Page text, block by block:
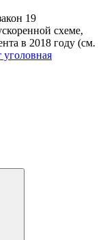
19
схеме,
в 2018 году (см.
уголовная